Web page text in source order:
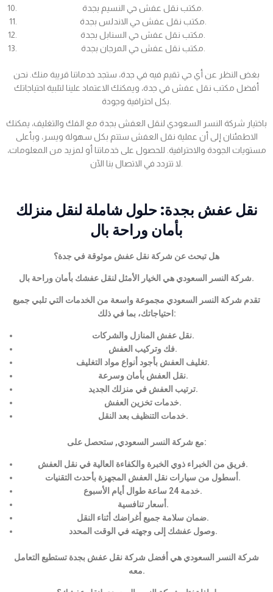
بغض النظر عن أي حي تقيم فيه في جدة، ستجد خدماتنا قريبة منك. نحن
أفضل مكتب نقل عفش في جدة، ويمكنك الاعتماد علينا لتلبية احتياجاتك
باختيار شركة النسر السعودي لنقل العفش بجدة مع الفك والتغليف، يمكنك
الاطمئنان إلى أن عملية نقل العفش ستتم بكل سهولة ويسر، وبأعلى
مستويات الجودة والاحترافية. للحصول على خدماتنا أو لمزيد من المعلومات،
نقل عفش بجدة: حلول شاملة لنقل منزلك
بأمان وراحة بال
هل تبحث عن شركة نقل عفش موثوقة في جدة؟
شركة النسر السعودي هي الخيار الأمثل لنقل عفشك بأمان وراحة بال.
تقدم شركة النسر السعودي مجموعة واسعة من الخدمات التي تلبي جميع
احتياجاتك، بما في ذلك:
نقل عفش المنازل والشركات.
فك وتركيب العفش.
تغليف العفش بأجود أنواع مواد التغليف.
نقل العفش بأمان وسرعة.
ترتيب العفش في منزلك الجديد.
خدمات تخزين العفش.
خدمات التنظيف بعد النقل.
مع شركة النسر السعودي, ستحصل على:
فريق من الخبراء ذوي الخبرة والكفاءة العالية في نقل العفش.
أسطول من سيارات نقل العفش المجهزة بأحدث التقنيات.
خدمة 24 ساعة طوال أيام الأسبوع.
أسعار تنافسية.
ضمان سلامة جميع أغراضك أثناء النقل.
وصول عفشك إلى وجهته في الوقت المحدد.
شركة النسر السعودي هي أفضل شركة نقل عفش بجدة تستطيع التعامل
معه.